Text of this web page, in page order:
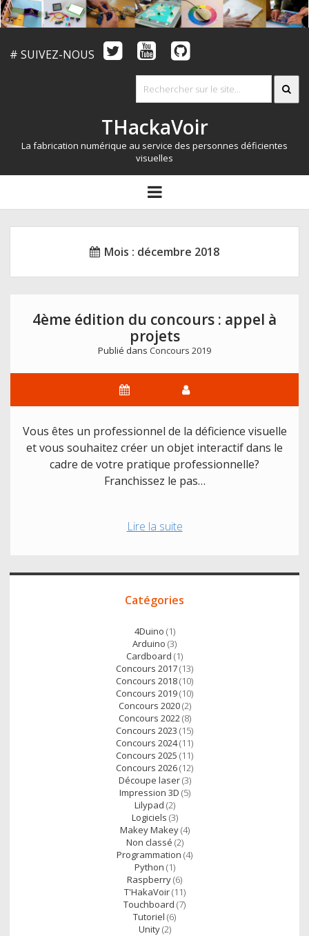
# SUIVEZ-NOUS
THackaVoir
La fabrication numérique au service des personnes déficientes
visuelles
ARTICLES
LE CONCOURS
RESSOURCES
open
menu
Mois : décembre 2018
4ème édition du concours : appel à
projets
Publié dans Concours 2019
Vous êtes un professionnel de la déficience visuelle
et vous souhaitez créer un objet interactif dans le
cadre de votre pratique professionnelle?
Franchissez le pas…
Lire la suite4ème
concours
appel
Accès
Catégories
4Duino (1)
Arduino (3)
Cardboard (1)
Concours 2017(13)
Concours 2018(10)
Concours 2019(10)
Concours 2020(2)
Concours 2022(8)
Concours 2023 (15)
Concours 2024(11)
Concours 2025 (11)
Concours 2026(12)
Découpe laser(3)
Impression 3D (5)
Lilypad (2)
Logiciels (3)
Makey Makey(4)
Non classé (2)
Programmation (4)
Python (1)
Raspberry(6)
T'HakaVoir(11)
Touchboard (7)
Tutoriel (6)
Unity(2)